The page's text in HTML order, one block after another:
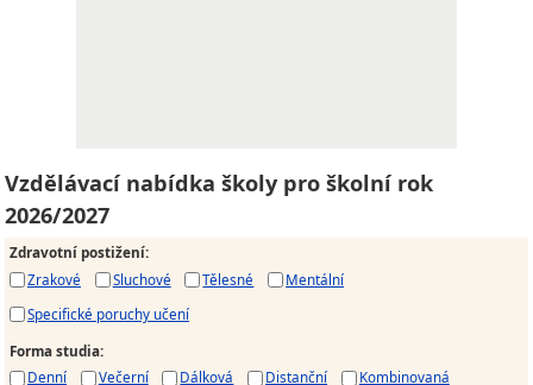
Vzdělávací nabídka školy pro školní rok
2026/2027
Zdravotní postižení:
Zrakové
Sluchové Tělesné
Mentální
Specifické poruchy učení
Forma studia:
Denní
Večerní Dálková Distanční Kombinovaná